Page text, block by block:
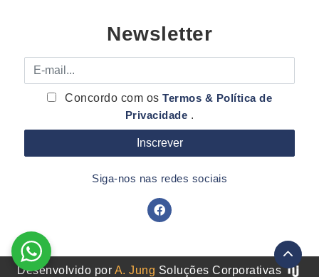
Newsletter
E-mail
Concordo com osTermos & Política de
Privacidade .
Siga-nos nas redes sociais
Desenvolvido por A. Jung Soluções Corporativas